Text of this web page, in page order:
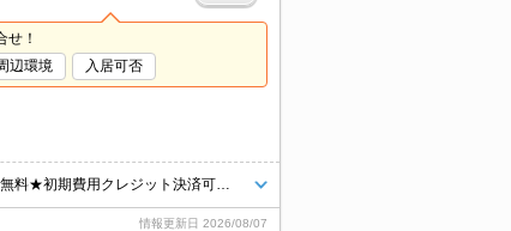
せ！
辺環境 入居可否
情報更新日 2026/08/07